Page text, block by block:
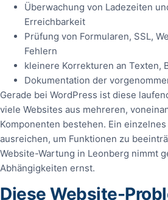
Überwachung von Ladezeiten
Erreichbarkeit
Prüfung von Formularen, SSL,
Fehlern
kleinere Korrekturen an Texten,
Dokumentation der
Gerade bei WordPress ist diese
viele Websites aus mehreren,
Komponenten bestehen. Ein
ausreichen, um Funktionen zu
Website-Wartung in Leonberg nimmt
Abhängigkeiten ernst.
Diese Website-